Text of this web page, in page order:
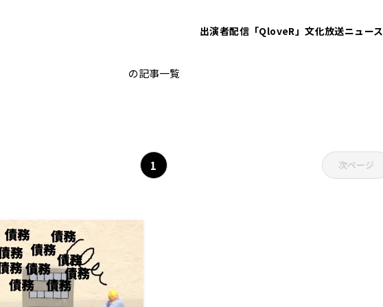
出演者配信「QloveR」文化放送ニュース
政策投資銀行
の記事一覧
1 次ページ